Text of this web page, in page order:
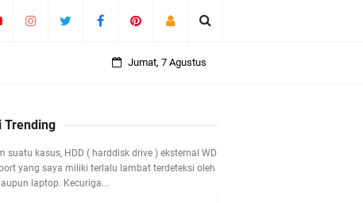
Jumat, 7 Agustus
Trending
suatu kasus, HDD ( harddisk drive ) eksternal WD
yang saya miliki terlalu lambat terdeteksi oleh
laptop. Kecuriga...